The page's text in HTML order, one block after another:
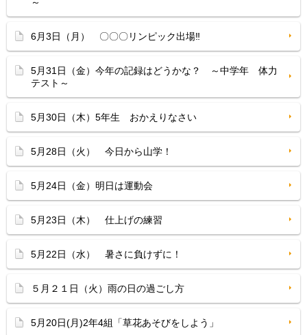
6月3日（月） 〇〇〇リンピック出場‼
5月31日（金）今年の記録はどうかな？ ～中学年 体力
テスト～
5月30日（木）5年生 おかえりなさい
5月28日（火） 今日から山学！
5月24日（金）明日は運動会
5月23日（木） 仕上げの練習
5月22日（水） 暑さに負けずに！
５月２１日（火）雨の日の過ごし方
5月20日(月)2年4組「草花あそびをしよう」